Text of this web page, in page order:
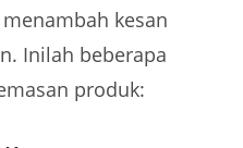
kesan
Inilah beberapa
produk: